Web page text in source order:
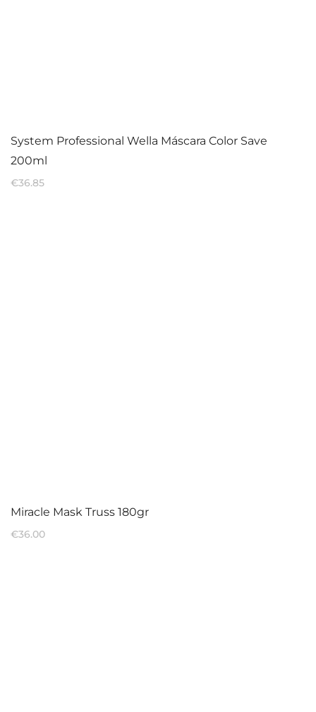
System Professional Wella Máscara Color Save
200ml
€36.85
Miracle Mask Truss 180gr
€36.00